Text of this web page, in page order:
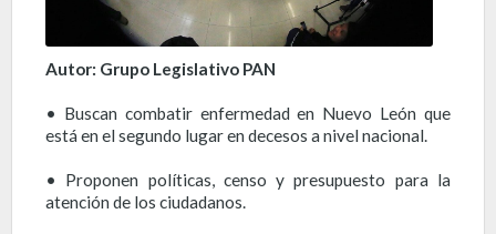
Autor: Grupo Legislativo PAN
• Buscan combatir enfermedad en Nuevo León que
está en el segundo lugar en decesos a nivel nacional.
• Proponen políticas, censo y presupuesto para la
atención de los ciudadanos.